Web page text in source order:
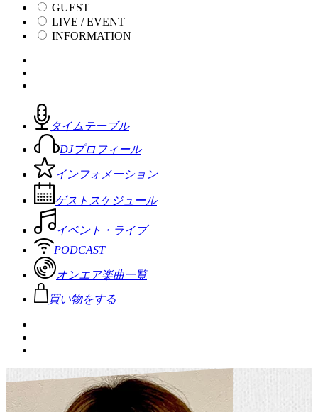
GUEST
LIVE / EVENT
INFORMATION
タイムテーブル
DJプロフィール
インフォメーション
ゲストスケジュール
イベント・ライブ
PODCAST
オンエア楽曲一覧
買い物をする